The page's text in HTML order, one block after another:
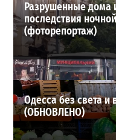
Разрушенные дома
последствия
(фоторепортаж)
Одесса без света и
(ОБНОВЛЕНО)